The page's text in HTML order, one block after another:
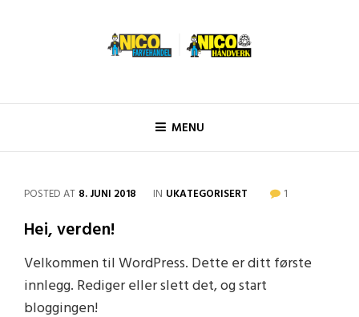
Nico Håndverk
MENU
POSTED AT 8. JUNI 2018 IN CATEGORIES
UKATEGORISERT 1
Hei, verden!
Velkommen til WordPress. Dette er ditt første
innlegg. Rediger eller slett det, og start
bloggingen!